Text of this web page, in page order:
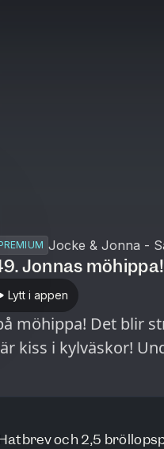
Jocke & Jonna -
Jonnas möhippa!
Lytt i appen
möhippa! Det blir
kiss i kylväskor!
och 2,5